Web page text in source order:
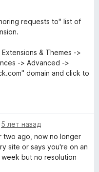
requests to" list of
& Themes ->
-> Advanced ->
domain and click to
5 лет назад
two ago, now no longer
site or says you're on an
but no resolution